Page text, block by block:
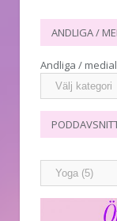
ANDLIGA /
Andliga /